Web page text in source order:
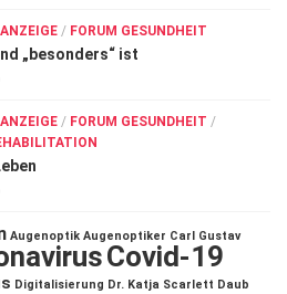
ANZEIGE / FORUM GESUNDHEIT
„besonders“ ist
ANZEIGE / FORUM GESUNDHEIT /
Augenoptik Augenoptiker Carl Gustav
Covid-19
Digitalisierung Dr. Katja Scarlett Daub